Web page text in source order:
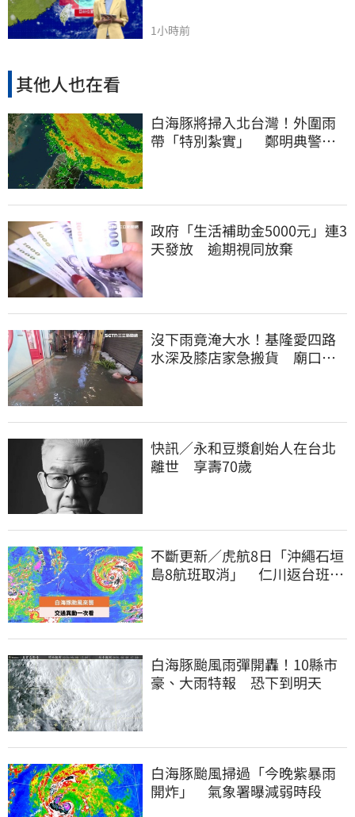
1小時前
其他人也在看
白海豚將掃入北台灣！外圍雨
帶「特別紮實」 鄭明典警告
政府「生活補助金5000元」連3
天發放 逾期視同放棄
沒下雨竟淹大水！基隆愛四路
水深及膝店家急搬貨 廟口夜
快訊／永和豆漿創始人在台北
離世 享壽70歲
不斷更新／虎航8日「沖繩石垣
島8航班取消」 仁川返台班機
白海豚颱風雨彈開轟！10縣市
豪、大雨特報 恐下到明天
白海豚颱風掃過「今晚紫暴雨
開炸」 氣象署曝減弱時段